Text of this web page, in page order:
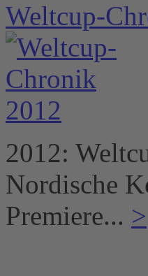
Weltcup-
2012:
Nordische
Premiere... >